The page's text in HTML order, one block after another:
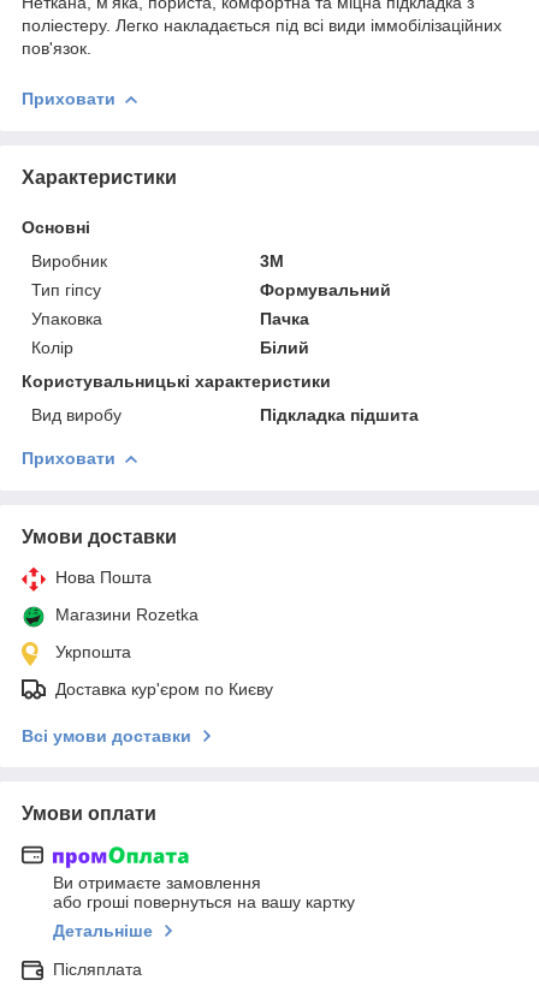
поліестеру. Легко накладається під всі види іммобілізаційних
пов'язок.
Приховати
Характеристики
Основні
Виробник
3М
Тип гіпсу
Формувальний
Упаковка
Пачка
Колір
Білий
Користувальницькі характеристики
Вид виробу
Підкладка підшита
Приховати
Умови доставки
Нова Пошта
Магазини Rozetka
Укрпошта
Доставка кур'єром по Києву
Всі умови доставки
Умови оплати
Ви отримаєте замовлення
або гроші повернуться на вашу картку
Детальніше
Післяплата